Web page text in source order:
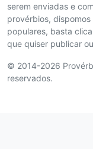
serem enviadas e
provérbios,
populares, basta
que quiser publicar
© 2014-2026
reservados.